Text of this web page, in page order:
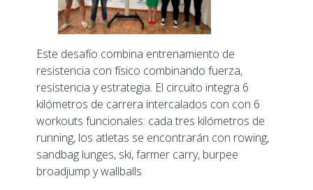
Este desafío combina entrenamiento de
resistencia con físico combinando fuerza,
resistencia y estrategia. El circuito integra 6
kilómetros de carrera intercalados con con 6
workouts funcionales: cada tres kilómetros de
running, los atletas se encontrarán con rowing,
sandbag lunges, ski, farmer carry, burpee
broadjump y wallballs